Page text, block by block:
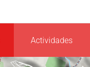
Actividades